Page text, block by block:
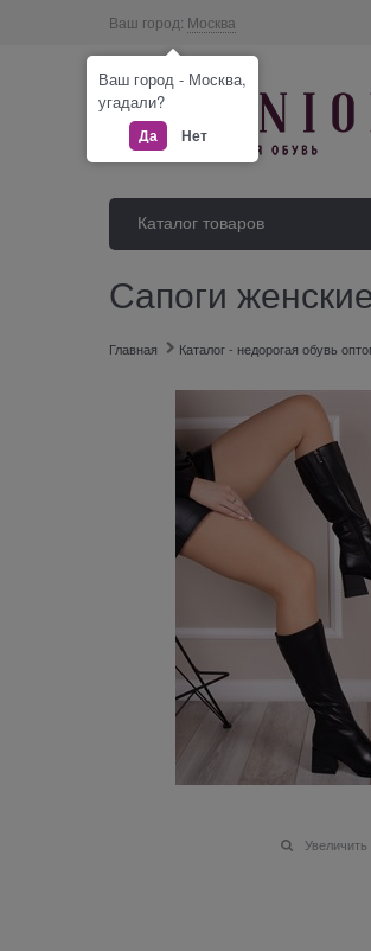
Ваш город: Москва
Каталог товаров
Сапоги
Главная Каталог - недорогая обувь
Увеличить
Ваш город - Москва,
угадали?
Да Нет